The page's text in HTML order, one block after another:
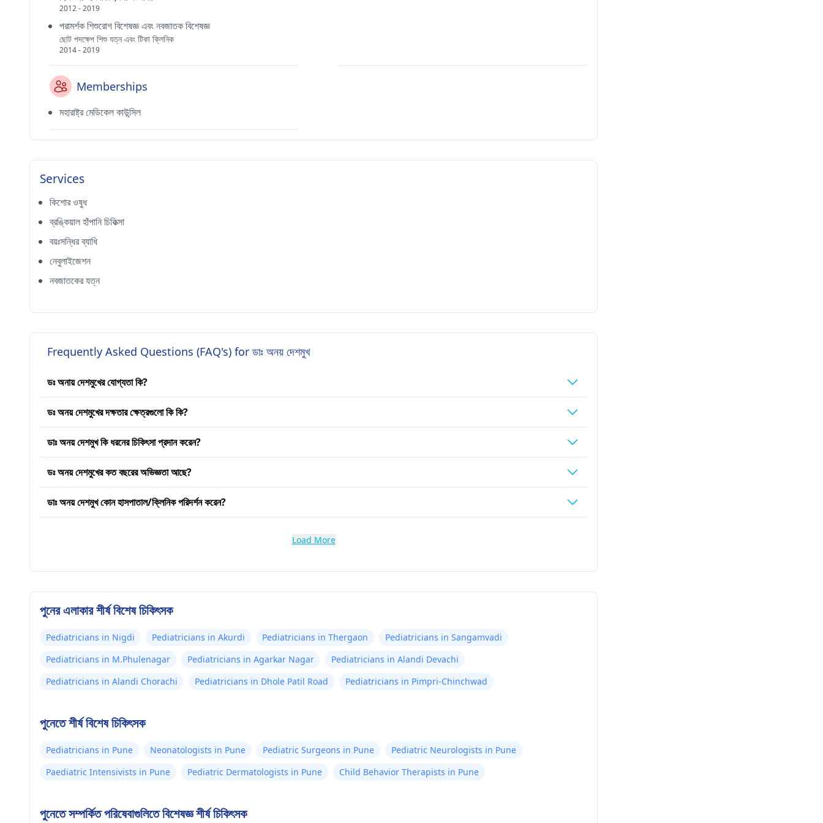
2012 - 2019
পরামর্শক শিশুরোগ বিশেষজ্ঞ এবং নবজাতক বিশেষজ্ঞ
ছোট পদক্ষেপ শিশু যত্ন এবং টিকা ক্লিনিক
2014 - 2019
Memberships
মহারাষ্ট্র মেডিকেল কাউন্সিল
Services
কিশোর ওষুধ
ব্রঙ্কিয়াল হাঁপানি চিকিত্সা
বয়ঃসন্ধির ব্যাধি
নেবুলাইজেশন
নবজাতকের যত্ন
Frequently Asked Questions (FAQ's) for ডাঃ অনয় দেশমুখ
ডঃ অনায় দেশমুখের যোগ্যতা কি?
ডঃ অনয় দেশমুখের দক্ষতার ক্ষেত্রগুলো কি কি?
ডাঃ অনয় দেশমুখ কি ধরনের চিকিৎসা প্রদান করেন?
ডঃ অনয় দেশমুখের কত বছরের অভিজ্ঞতা আছে?
ডাঃ অনয় দেশমুখ কোন হাসপাতাল/ক্লিনিক পরিদর্শন করেন?
Load More
পুনের এলাকার শীর্ষ বিশেষ চিকিৎসক
Pediatricians in Nigdi Pediatricians in Akurdi Pediatricians in Thergaon
Pediatricians in Sangamvadi
Pediatricians in M.Phulenagar
Pediatricians in Agarkar Nagar
Pediatricians in Alandi Devachi
Pediatricians in Alandi Chorachi
Pediatricians in Dhole Patil Road Pediatricians in Pimpri-Chinchwad
পুনেতে শীর্ষ বিশেষ চিকিৎসক
Pediatricians in Pune Neonatologists in Pune Pediatric Surgeons in Pune
Pediatric Neurologists in Pune
Paediatric Intensivists in Pune
Pediatric Dermatologists in Pune Child Behavior Therapists in Pune
পুনেতে সম্পর্কিত পরিষেবাগুলিতে বিশেষজ্ঞ শীর্ষ চিকিৎসক